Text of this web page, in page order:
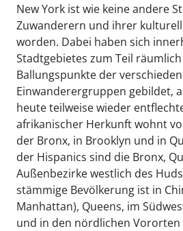
New York ist wie keine andere
Zuwanderern und ihrer
worden. Dabei haben sich
Stadtgebietes zum Teil
Ballungspunkte der
Einwanderergruppen gebildet,
heute teilweise wieder
afrikanischer Herkunft wohnt
der Bronx, in Brooklyn und in
der Hispanics sind die Bronx,
Außenbezirke westlich des
stämmige Bevölkerung ist in
Manhattan), Queens, im
und in den nördlichen